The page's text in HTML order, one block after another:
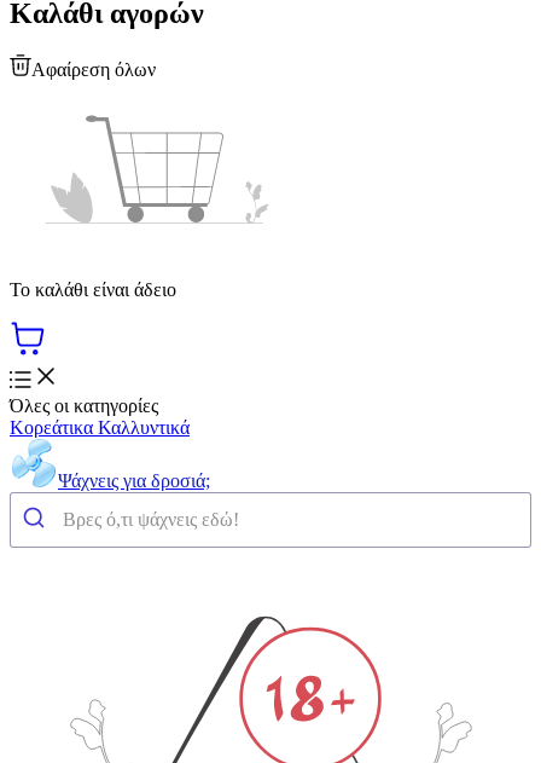
Καλάθι αγορών
Αφαίρεση όλων
Το καλάθι είναι άδειο
Όλες οι κατηγορίες
Κορεάτικα Καλλυντικά
Ψάχνεις για δροσιά;